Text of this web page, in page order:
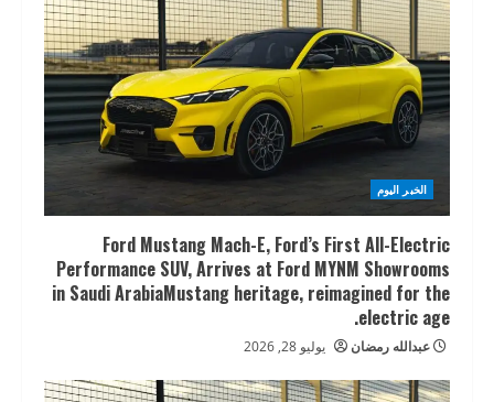
الخبر اليوم
Ford Mustang Mach-E, Ford’s First All-Electric
Performance SUV, Arrives at Ford MYNM Showrooms
in Saudi ArabiaMustang heritage, reimagined for the
electric age.
عبدالله رمضان يوليو 28, 2026